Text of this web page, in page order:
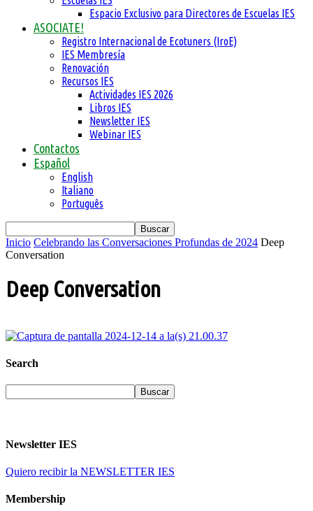
Espacio Exclusivo para Directores de Escuelas IES
ASOCIATE!
Registro Internacional de Ecotuners (IroE)
IES Membresía
Renovación
Recursos IES
Actividades IES 2026
Libros IES
Newsletter IES
Webinar IES
Contactos
Español
English
Italiano
Português
Inicio Celebrando las Conversaciones Profundas de 2024 Deep
Conversation
Deep Conversation
Search
Newsletter IES
Quiero recibir la NEWSLETTER IES
Membership